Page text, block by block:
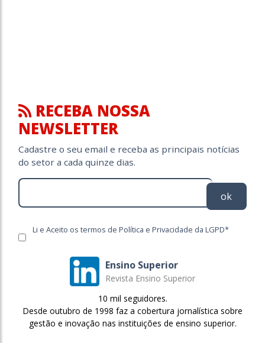
RECEBA NOSSA
NEWSLETTER
Cadastre o seu email e receba as principais notícias
do setor a cada quinze dias.
ok
Li e Aceito os termos de Política e Privacidade da LGPD*
Ensino Superior
Revista Ensino Superior
10 mil seguidores.
Desde outubro de 1998 faz a cobertura jornalística sobre
gestão e inovação nas instituições de ensino superior.